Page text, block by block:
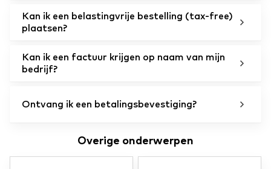
Overige onderwerpen
Kan ik een belastingvrije bestelling (tax-free)
plaatsen?
Kan ik een factuur krijgen op naam van mijn
bedrijf?
Ontvang ik een betalingsbevestiging?